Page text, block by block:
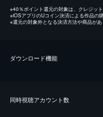
※40％ポイント還元の対象は、クレジッ
※iOSアプリのUコイン決済による作品の
※還元の対象外となる決済方法や商品が
ダウンロード機能
同時視聴アカウント数